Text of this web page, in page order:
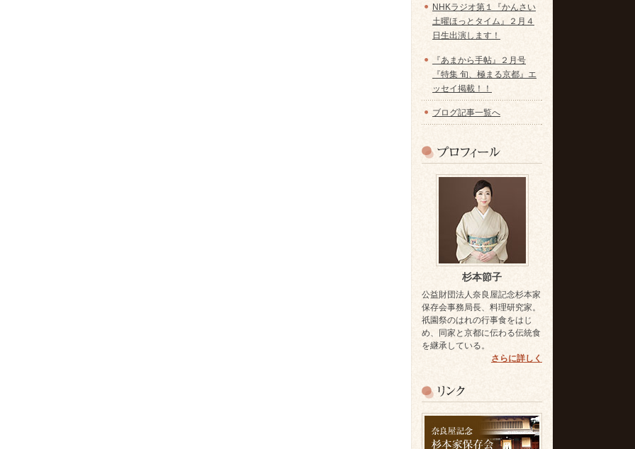
NHKラジオ第１『かんさい
土曜ほっとタイム』２月４
日生出演します！
『あまから手帖』２月号
『特集 旬、極まる京都』エ
ッセイ掲載！！
ブログ記事一覧へ
杉本節子
公益財団法人奈良屋記念杉本家
保存会事務局長、料理研究家。
祇園祭のはれの行事食をはじ
め、同家と京都に伝わる伝統食
を継承している。
さらに詳しく